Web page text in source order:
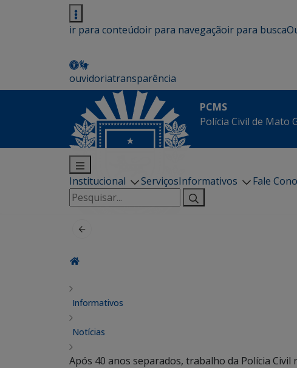
ir para conteúdoir para navegaçãoir para busca
ouvidoriatransparência
PCMS
Polícia Civil de Mato
Institucional ServiçosInformativos Fale
Pesquisar
por:
Informativos
Notícias
Após 40 anos separados, trabalho da Polícia Civil